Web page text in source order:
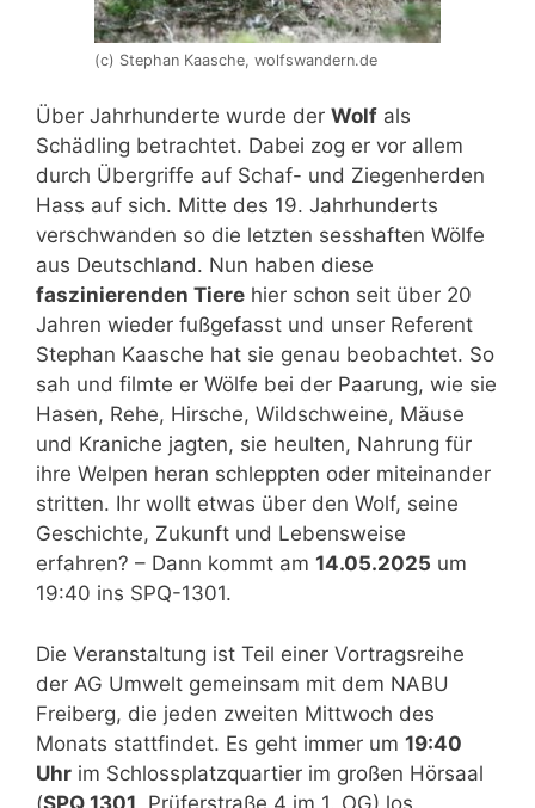
(c) Stephan Kaasche, wolfswandern.de
Über Jahrhunderte wurde der Wolf als
Schädling betrachtet. Dabei zog er vor allem
durch Übergriffe auf Schaf- und Ziegenherden
Hass auf sich. Mitte des 19. Jahrhunderts
verschwanden so die letzten sesshaften Wölfe
aus Deutschland. Nun haben diese
faszinierenden Tiere hier schon seit über 20
Jahren wieder fußgefasst und unser Referent
Stephan Kaasche hat sie genau beobachtet. So
sah und filmte er Wölfe bei der Paarung, wie sie
Hasen, Rehe, Hirsche, Wildschweine, Mäuse
und Kraniche jagten, sie heulten, Nahrung für
ihre Welpen heran schleppten oder miteinander
stritten. Ihr wollt etwas über den Wolf, seine
Geschichte, Zukunft und Lebensweise
erfahren? – Dann kommt am 14.05.2025 um
19:40 ins SPQ-1301.
Die Veranstaltung ist Teil einer Vortragsreihe
der AG Umwelt gemeinsam mit dem NABU
Freiberg, die jeden zweiten Mittwoch des
Monats stattfindet. Es geht immer um 19:40
Uhr im Schlossplatzquartier im großen Hörsaal
(SPQ 1301, Prüferstraße 4 im 1. OG) los.